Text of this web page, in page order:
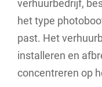
verhuurbedrijf,
het type
past. Het
installeren en
concentreren op